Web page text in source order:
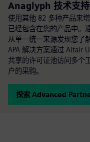
Anaglyph 技术支
使用其他 82 多种产品来
已经包含在您的产品中。
从单一统一来源发现您了
APA 解决方案通过 Altair
共享的许可证池访问多个
户的采购。
探索 Advanced